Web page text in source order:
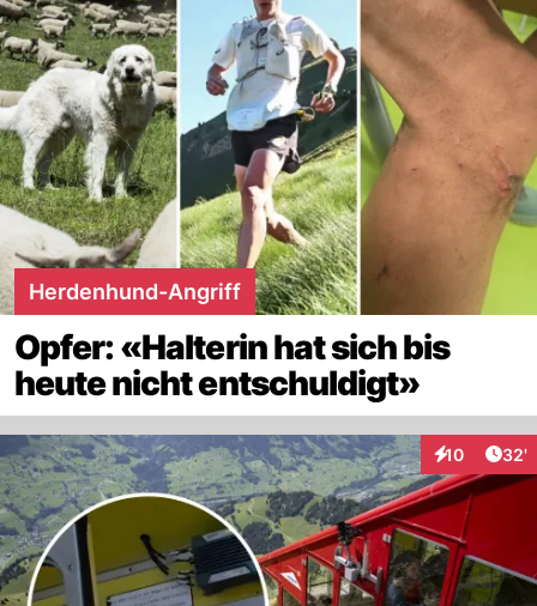
immer weniger.
Herdenhund-Angriff
Opfer: «Halterin hat sich bis
heute nicht entschuldigt»
10
Interaktionen
32'